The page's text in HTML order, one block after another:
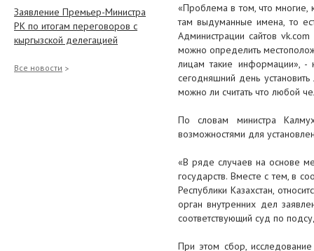
Заявление Премьер-Министра
РК по итогам переговоров с
кыргызской делегацией
17 октября 2017
Все новости
«Проблема в том, что многие,
там выдуманные имена, то
Администрации сайтов
можно определить
лицам такие информации», -
сегодняшний день
можно ли считать что любой
По словам министра
возможностями для
«В ряде случаев на основе
государств. Вместе с тем, в
Республики Казахстан,
орган внутренних дел
соответствующий суд по
При этом сбор,